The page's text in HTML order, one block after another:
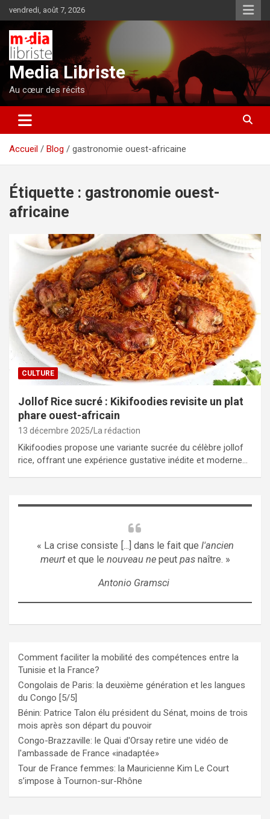
au
contenu
vendredi, août 7, 2026
Media Libriste
Au cœur des récits
Accueil Blog gastronomie ouest-africaine
Étiquette : gastronomie ouest-
africaine
CULTURE
Jollof Rice sucré : Kikifoodies revisite un plat
phare ouest-africain
13 décembre 2025 La rédaction
Kikifoodies propose une variante sucrée du célèbre jollof
rice, offrant une expérience gustative inédite et moderne…
« La crise consiste [...] dans le fait que l'ancien
meurtet que le nouveau nepeut pasnaître. »
Antonio Gramsci
Comment faciliter la mobilité des compétences entre la
Tunisie et la France?
Congolais de Paris: la deuxième génération et les langues
du Congo [5/5]
Bénin: Patrice Talon élu président du Sénat, moins de trois
mois après son départ du pouvoir
Congo-Brazzaville: le Quai d'Orsay retire une vidéo de
l'ambassade de France «inadaptée»
Tour de France femmes: la Mauricienne Kim Le Court
s’impose à Tournon-sur-Rhône